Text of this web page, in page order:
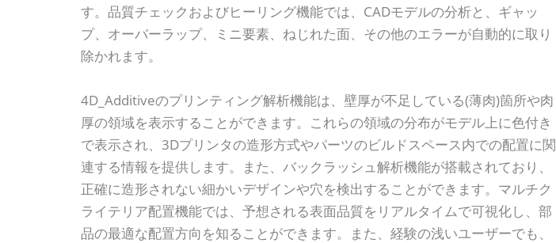
す。品質チェックおよびヒーリング機能では、CADモデルの分析と、ギャッ
プ、オーバーラップ、ミニ要素、ねじれた面、その他のエラーが自動的に取り
除かれます。
4D_Additiveのプリンティング解析機能は、壁厚が不足している(薄肉)箇所や肉
厚の領域を表示することができます。これらの領域の分布がモデル上に色付き
で表示され、3Dプリンタの造形方式やパーツのビルドスペース内での配置に関
連する情報を提供します。また、バックラッシュ解析機能が搭載されており、
正確に造形されない細かいデザインや穴を検出することができます。マルチク
ライテリア配置機能では、予想される表面品質をリアルタイムで可視化し、部
品の最適な配置方向を知ることができます。また、経験の浅いユーザーでも、